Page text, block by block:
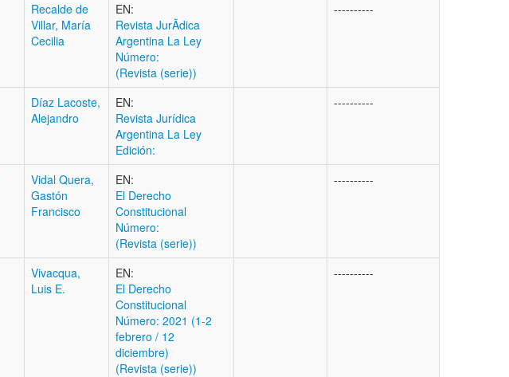
Recalde de
Villar, María
Cecilia
EN:
Revista JurÃ­dica
Argentina La Ley
Número:
(Revista (serie))
----------
Díaz Lacoste,
Alejandro
EN:
Revista Jurídica
Argentina La Ley
Edición:
----------
Vidal Quera,
Gastón
Francisco
EN:
El Derecho
Constitucional
Número:
(Revista (serie))
----------
Vivacqua,
Luis E.
EN:
El Derecho
Constitucional
Número: 2021 (1-2
febrero / 12
diciembre)
(Revista (serie))
----------